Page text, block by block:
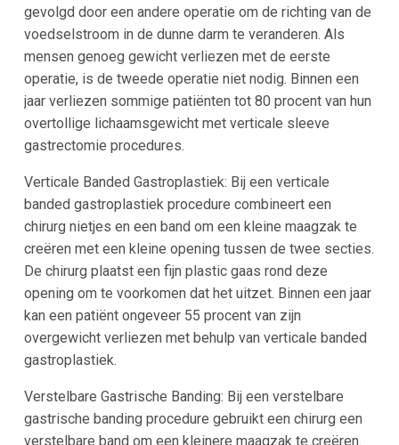
gevolgd door een andere operatie om de richting van de
voedselstroom in de dunne darm te veranderen. Als
mensen genoeg gewicht verliezen met de eerste
operatie, is de tweede operatie niet nodig. Binnen een
jaar verliezen sommige patiënten tot 80 procent van hun
overtollige lichaamsgewicht met verticale sleeve
gastrectomie procedures.
Verticale Banded Gastroplastiek: Bij een verticale
banded gastroplastiek procedure combineert een
chirurg nietjes en een band om een kleine maagzak te
creëren met een kleine opening tussen de twee secties.
De chirurg plaatst een fijn plastic gaas rond deze
opening om te voorkomen dat het uitzet. Binnen een jaar
kan een patiënt ongeveer 55 procent van zijn
overgewicht verliezen met behulp van verticale banded
gastroplastiek.
Verstelbare Gastrische Banding: Bij een verstelbare
gastrische banding procedure gebruikt een chirurg een
verstelbare band om een kleinere maagzak te creëren.